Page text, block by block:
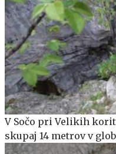
V Sočo pri Velikih
skupaj 14 metrov v